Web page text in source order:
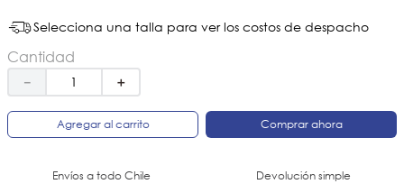
Selecciona una talla para ver los costos de despacho
Cantidad
＋
－
Agregar al carrito Comprar ahora
Envíos a todo Chile
Devolución simple